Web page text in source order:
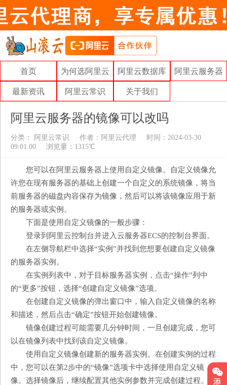
首页 为何选阿里云 阿里云数据库 阿里云服务器
最新资讯 阿里云常识 关于我们
阿里云服务器的镜像可以改吗
分类： 阿里云常识 作者： 阿里云代理
时间：2024-03-30
09:01:00
浏览量：1315℃
您可以在阿里云服务器上使用自定义镜像。自定义镜像允
许您在现有服务器的基础上创建一个自定义的系统镜像，将当
前服务器的磁盘内容保存为镜像，然后可以将该镜像应用于新
的服务器或实例。
下面是使用自定义镜像的一般步骤：
登录到阿里云控制台并进入云服务器ECS的控制台界面。
在左侧导航栏中选择“实例”并找到您想要创建自定义镜像
的服务器实例。
在实例列表中，对于目标服务器实例，点击“操作”列中
的“更多”按钮，选择“创建自定义镜像”选项。
在创建自定义镜像的弹出窗口中，输入自定义镜像的名称
和描述，然后点击“确定”按钮开始创建镜像。
镜像创建过程可能需要几分钟时间，一旦创建完成，您可
以在镜像列表中找到该自定义镜像。
使用自定义镜像创建新的服务器实例。在创建实例的过程
中，您可以在第2步中的“镜像”选项卡中选择使用自定义镜
像。选择镜像后，继续配置其他实例参数并完成创建过程。